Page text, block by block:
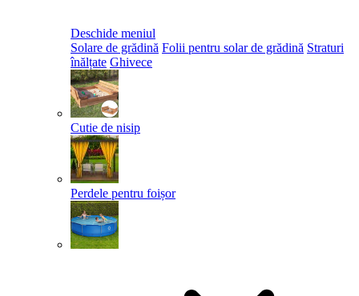
Deschide meniul
Solare de grădină Folii pentru solar de grădină Straturi
înălțate Ghivece
Cutie de nisip
Perdele pentru foișor